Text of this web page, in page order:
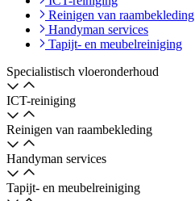
Reinigen van raambekleding
Handyman services
Tapijt- en meubelreiniging
Specialistisch vloeronderhoud
ICT-reiniging
Reinigen van raambekleding
Handyman services
Tapijt- en meubelreiniging